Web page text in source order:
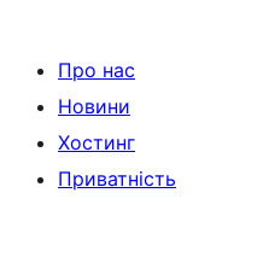
Про нас
Новини
Хостинг
Приватність